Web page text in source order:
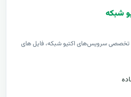
شبکه
تخصصی سرویس‌های اکتیو شبکه، فایل های